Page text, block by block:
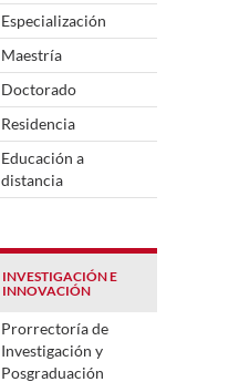
Especialización
Maestría
Doctorado
Residencia
Educación a
distancia
INVESTIGACIÓN E
INNOVACIÓN
Prorrectoría de
Investigación y
Posgraduación